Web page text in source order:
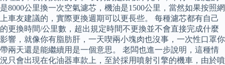
是8000公里換一次空氣濾芯，機油是1500公里，當然如果按照網
上車友建議的，實際更換週期可以更長些。 每種濾芯都有自己
的更換時間/公里數，超出規定時間不更換並不會直接完成什麼
影響，就像你有脂肪肝，一天喫兩小塊肉也沒事，一次性口罩你
帶兩天還是能繼續用是一個意思。 老闆也進一步說明，這種情
況只會出現在化油器車款上，至於採用噴射引擎的機車，由於噴